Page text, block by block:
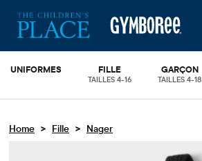
UNIFORMES FILLE
TAILLES 4-16
GARÇON
TAILLES 4-18
Home > Fille > Nager